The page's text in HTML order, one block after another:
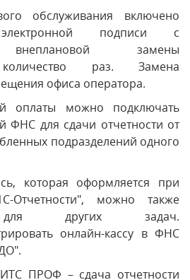
обслуживания включено
электронной подписи с
внеплановой замены
количество раз. Замена
офиса оператора.
оплаты можно подключать
ФНС для сдачи отчетности от
подразделений одного
которая оформляется при
Отчетности", можно также
для других задач.
онлайн-кассу в ФНС
ПРОФ – сдача отчетности